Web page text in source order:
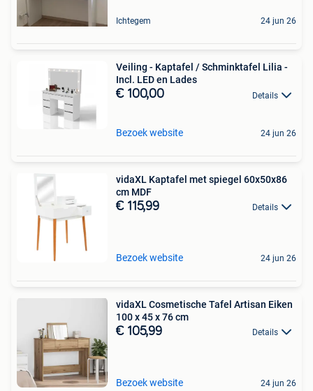
Ichtegem 24 jun 26
Veiling - Kaptafel / Schminktafel Lilia -
Incl. LED en Lades
€ 100,00 Details
Bezoek website 24 jun 26
vidaXL Kaptafel met spiegel 60x50x86
cm MDF
€ 115,99 Details
Bezoek website 24 jun 26
vidaXL Cosmetische Tafel Artisan Eiken
100 x 45 x 76 cm
€ 105,99 Details
Bezoek website 24 jun 26